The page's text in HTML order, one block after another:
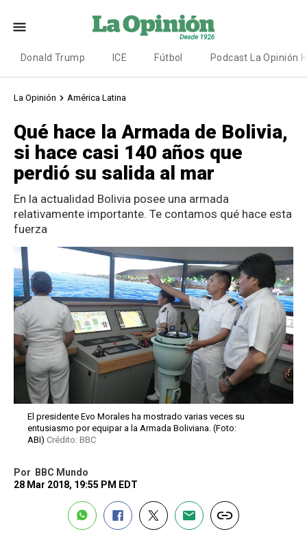
Donald Trump ICE Fútbol Podcast La Opinión
La Opinión América Latina
Qué hace la Armada de Bolivia,
si hace casi 140 años que
perdió su salida al mar
En la actualidad Bolivia posee una armada
relativamente importante. Te contamos qué hace esta
fuerza
El presidente Evo Morales ha mostrado varias veces su
entusiasmo por equipar a la Armada Boliviana. (Foto:
ABI) Crédito: BBC
Por
BBC Mundo
28 Mar 2018, 19:55 PM EDT